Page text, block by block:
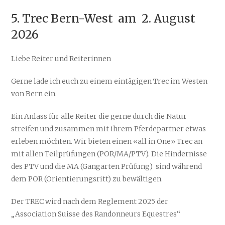
5. Trec Bern-West am 2. August
2026
Liebe Reiter und Reiterinnen
Gerne lade ich euch zu einem eintägigen Trec im Westen
von Bern ein.
Ein Anlass für alle Reiter die gerne durch die Natur
streifen und zusammen mit ihrem Pferdepartner etwas
erleben möchten. Wir bieten einen «all in One» Trec an
mit allen Teilprüfungen (POR/MA/PTV). Die Hindernisse
des PTV und die MA (Gangarten Prüfung) sind während
dem POR (Orientierungsritt) zu bewältigen.
Der TREC wird nach dem Reglement 2025 der
„Association Suisse des Randonneurs Equestres“